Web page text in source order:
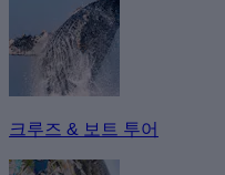
크루즈 & 보트 투어